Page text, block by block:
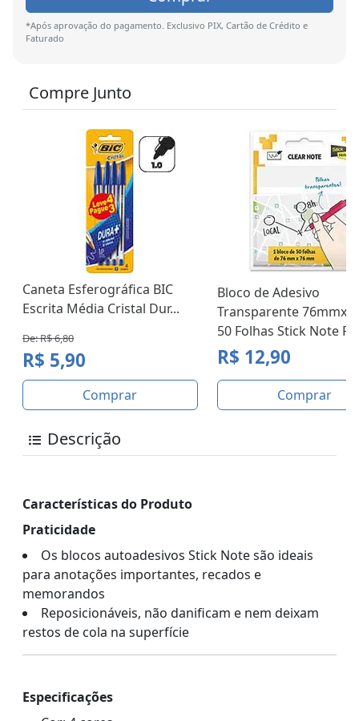
*Após aprovação do pagamento. Exclusivo PIX, Cartão de Crédito e
Faturado
Compre Junto
Caneta Esferográfica BIC
Escrita Média Cristal Dur...
De: R$ 6,80
R$ 5,90
Comprar
Bloco de Adesivo
Transparente
50 Folhas Stick Note
R$ 12,90
Comprar
Descrição
Características do Produto
Praticidade
Os blocos autoadesivos Stick Note são ideais
para anotações importantes, recados e
memorandos
Reposicionáveis, não danificam e nem deixam
restos de cola na superfície
Especificações